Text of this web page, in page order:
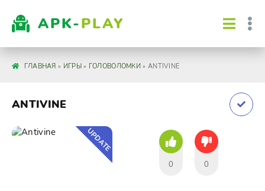
APK-PLAY
ГЛАВНАЯ » ИГРЫ» ГОЛОВОЛОМКИ » ANTIVINE
ANTIVINE
UPDATE
0 0